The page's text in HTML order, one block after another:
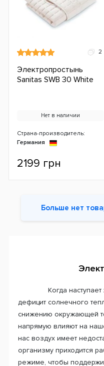
2
Электропростынь
Sanitas SWB 30 White
Нет в наличии
Страна-производитель:
Германия
2199 грн
Больше нет
Когда наступает
дефицит солнечного
снижению окружающей
напрямую влияют на
нас воздух имеет
организму приходится
режиме, чтобы